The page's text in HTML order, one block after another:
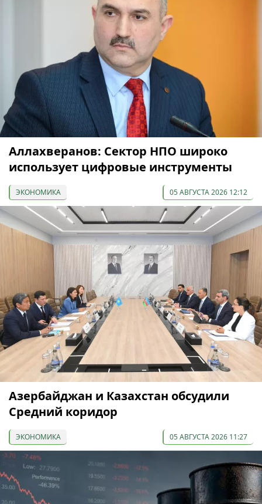
Аллахверанов: Сектор НПО широко
использует цифровые инструменты
ЭКОНОМИКА 05 АВГУСТА 2026 12:12
Азербайджан и Казахстан обсудили
Средний коридор
ЭКОНОМИКА 05 АВГУСТА 2026 11:27